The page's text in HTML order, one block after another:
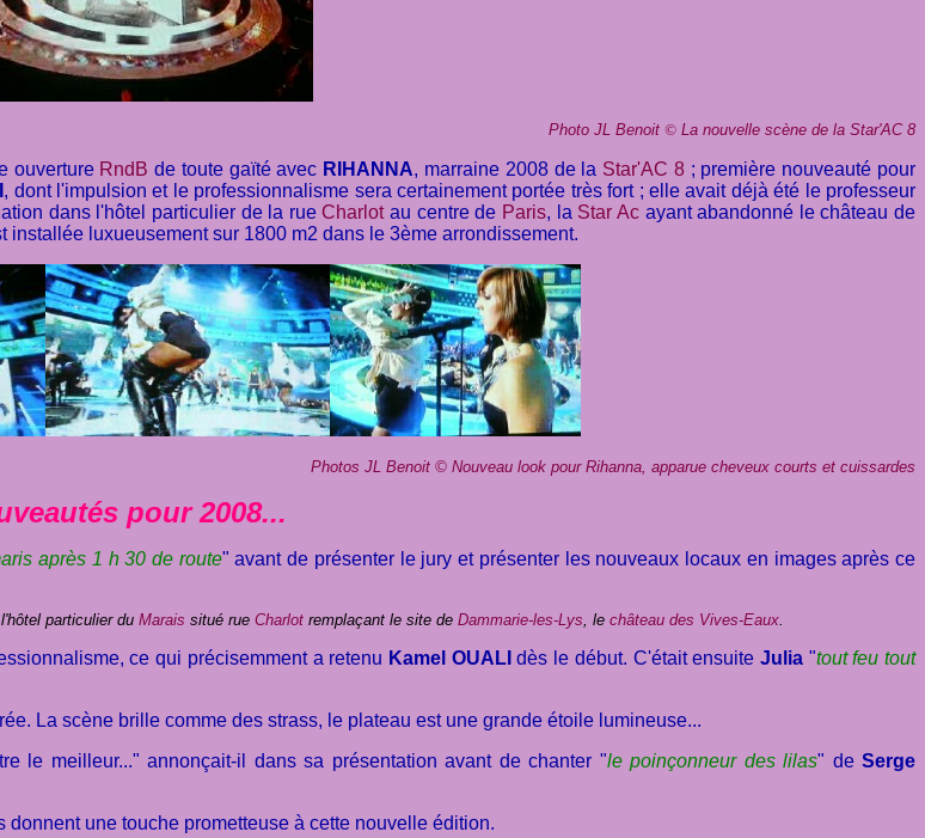
Photo JL Benoit © La nouvelle scène de la Star'AC 8
ouverture RndB de toute gaïté avec RIHANNA, marraine 2008 de la Star'AC 8; première nouveauté pour
, dont l'impulsion et le professionnalisme sera certainement portée très fort ; elle avait déjà été le professeur
dans l'hôtel particulier de la rueCharlotau centre de Paris, la Star Acayant abandonné le château de
installée luxueusement sur 1800 m2 dans le 3ème arrondissement.
Photos JL Benoit © Nouveau look pour Rihanna, apparue cheveux courts et cuissardes
pour 2008...
après 1 h 30 de route" avant de présenter le jury et présenter les nouveaux locaux en images après ce
particulier du Marais situé rue Charlot remplaçant le site de Dammarie-les-Lys, le château des Vives-Eaux.
ce qui précisemment a retenu Kamel OUALI dès le début. C'était ensuite Julia"tout feu tout
La scène brille comme des strass, le plateau est une grande étoile lumineuse...
le meilleur..." annonçait-il dans sa présentation avant de chanter "le poinçonneur des lilas" deSerge
une touche prometteuse à cette nouvelle édition.